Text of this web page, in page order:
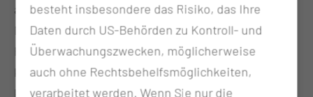
auch in einem gesonderten Bereich mit
Monitorüberwachung. Gleichzeitig sind diese
Patientinnen und Patienten ausreichend stabil für
kurze Therapieeinheiten und benötigen aktuell
keine operativen Eingriffe. Die Frührehabilitation
besteht insbesondere das Risiko, das Ihre
Daten durch US-Behörden zu Kontroll- und
Überwachungszwecken, möglicherweise
auch ohne Rechtsbehelfsmöglichkeiten,
verarbeitet werden. Wenn Sie nur die